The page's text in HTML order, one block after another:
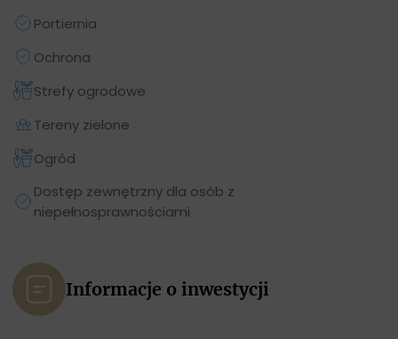
Portiernia
Ochrona
Strefy ogrodowe
Tereny zielone
Ogród
Dostęp zewnętrzny dla osób z
niepełnosprawnościami
Informacje o inwestycji